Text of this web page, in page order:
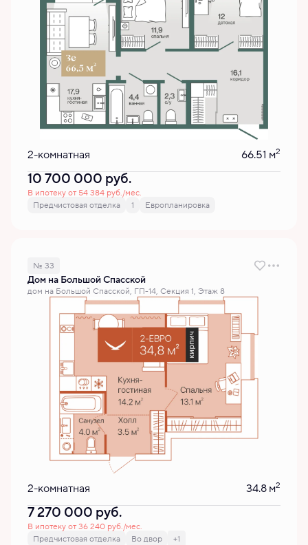
2-комнатная 66.51 м2
10 700 000 руб.
В ипотеку от 54 384 руб./мес.
Предчистовая отделка
1 Европланировка
№ 33
Дом на Большой Спасской
дом на Большой Спасской, ГП-14, Секция 1, Этаж 8
2-комнатная 34.8 м2
7 270 000 руб.
В ипотеку от 36 240 руб./мес.
Предчистовая отделка
Во двор +1